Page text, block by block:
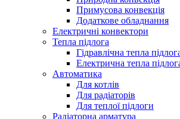
Примусова конвекція
Додаткове обладнання
Електричні конвектори
Тепла підлога
Гідравлічна тепла
Електрична тепла
Автоматика
Для котлів
Для радіаторів
Для теплої підлоги
Радіаторна арматура